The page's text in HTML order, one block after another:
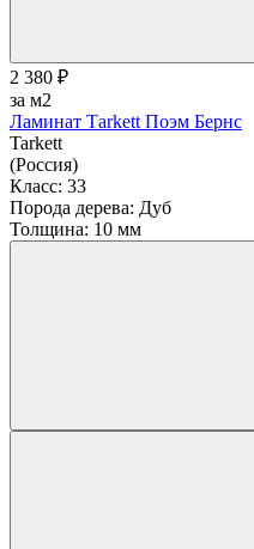
2 380 ₽
за м2
Ламинат Тarkett Поэм Бернс
Tarkett
(Россия)
Класс: 33
Порода дерева: Дуб
Толщина: 10 мм